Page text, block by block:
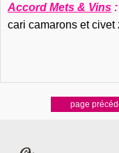
Accord Mets & Vins :
cari camarons et civet